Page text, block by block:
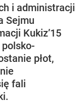
i administracji
Sejmu
Kukiz’15
płot,
fali